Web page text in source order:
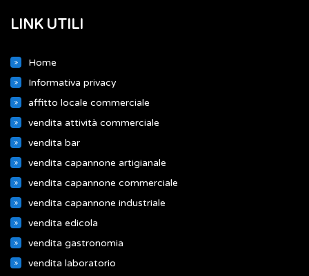
LINK UTILI
Home
Informativa privacy
affitto locale commerciale
vendita attività commerciale
vendita bar
vendita capannone artigianale
vendita capannone commerciale
vendita capannone industriale
vendita edicola
vendita gastronomia
vendita laboratorio